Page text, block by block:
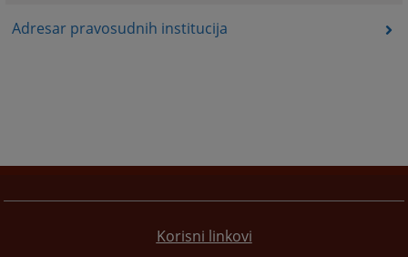
Adresar pravosudnih institucija
Korisni linkovi